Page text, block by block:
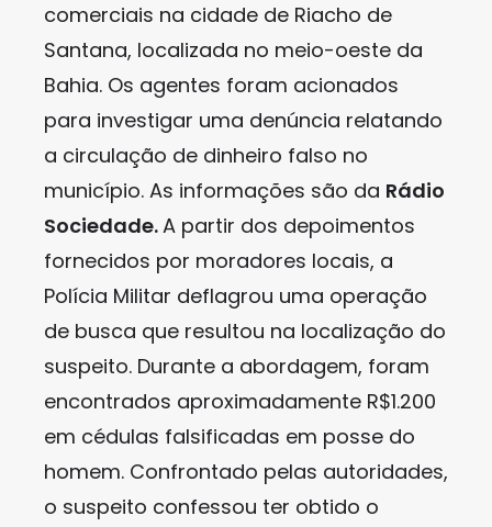
comerciais na cidade de Riacho de
Santana, localizada no meio-oeste da
Bahia. Os agentes foram acionados
para investigar uma denúncia relatando
a circulação de dinheiro falso no
município. As informações são da Rádio
Sociedade.A partir dos depoimentos
fornecidos por moradores locais, a
Polícia Militar deflagrou uma operação
de busca que resultou na localização do
suspeito. Durante a abordagem, foram
encontrados aproximadamente R$1.200
em cédulas falsificadas em posse do
homem. Confrontado pelas autoridades,
o suspeito confessou ter obtido o